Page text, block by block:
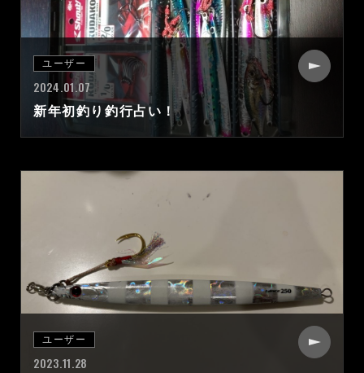
ユーザー
2024.01.07
新年初釣り釣行占い！
ユーザー
2023.11.28